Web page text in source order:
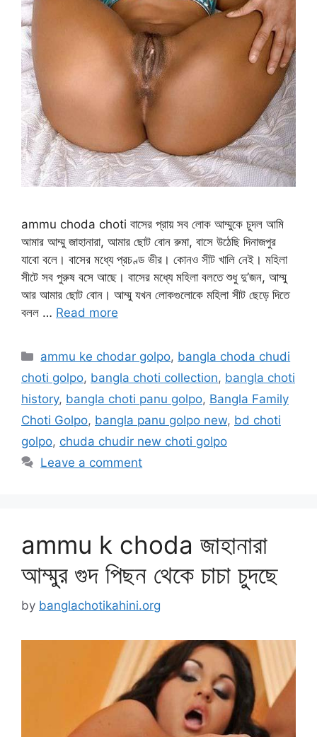
ammu choda choti বাসের প্রায় সব লোক আম্মুকে চুদল আমি
আমার আম্মু জাহানারা, আমার ছোট বোন রুমা, বাসে উঠেছি দিনাজপুর
যাবো বলে। বাসের মধ্যে প্রচণ্ড ভীর। কোনও সীট খালি নেই। মহিলা
সীটে সব পুরুষ বসে আছে। বাসের মধ্যে মহিলা বলতে শুধু দু’জন, আম্মু
আর আমার ছোট বোন। আম্মু যখন লোকগুলোকে মহিলা সীট ছেড়ে দিতে
বলল … Read more
Categories
ammu ke chodar golpo, bangla choda chudi
choti golpo, bangla choti collection, bangla choti
history, bangla choti panu golpo, Bangla Family
Choti Golpo, bangla panu golpo new, bd choti
golpo, chuda chudir new choti golpo
Leave a comment
ammu k choda জাহানারা
আম্মুর গুদ পিছন থেকে চাচা চুদছে
by banglachotikahini.org